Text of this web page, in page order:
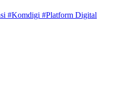
#Komdigi #Platform Digital